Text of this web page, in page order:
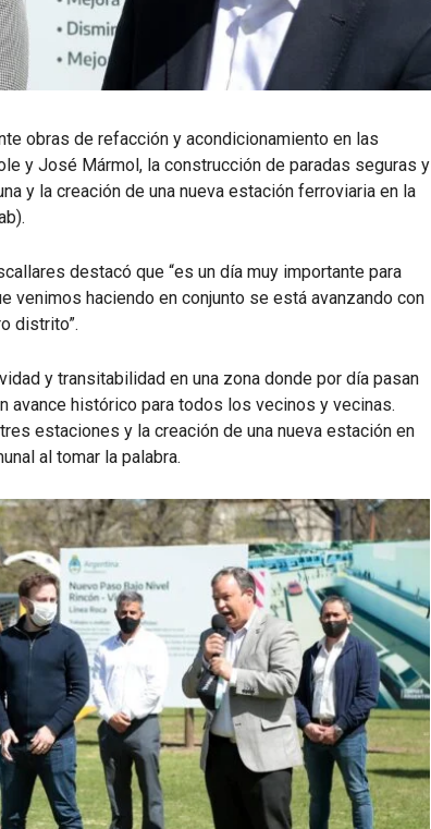
obras de refacción y acondicionamiento en las
y José Mármol, la construcción de paradas seguras y
y la creación de una nueva estación ferroviaria en la
destacó que “es un día muy importante para
venimos haciendo en conjunto se está avanzando con
distrito”.
y transitabilidad en una zona donde por día pasan
avance histórico para todos los vecinos y vecinas.
estaciones y la creación de una nueva estación en
al tomar la palabra.